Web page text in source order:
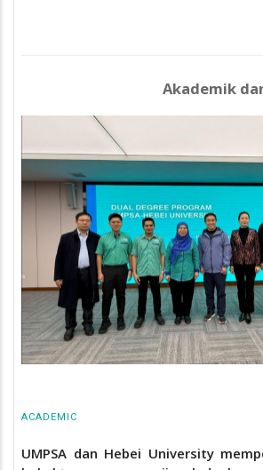
Akademik
ACADEMIC
UMPSA dan Hebei University